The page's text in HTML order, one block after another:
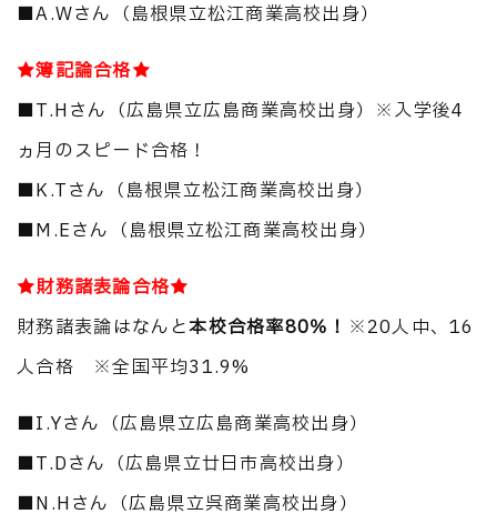
■A.Wさん（島根県立松江商業高校出身）
★簿記論合格★
■T.Hさん（広島県立広島商業高校出身）※入学後4
ヵ月のスピード合格！
■K.Tさん（島根県立松江商業高校出身）
■M.Eさん（島根県立松江商業高校出身）
★財務諸表論合格★
財務諸表論はなんと本校合格率80％！ ※20人中、16
人合格 ※全国平均31.9%
■I.Yさん（広島県立広島商業高校出身）
■T.Dさん（広島県立廿日市高校出身）
■N.Hさん（広島県立呉商業高校出身）